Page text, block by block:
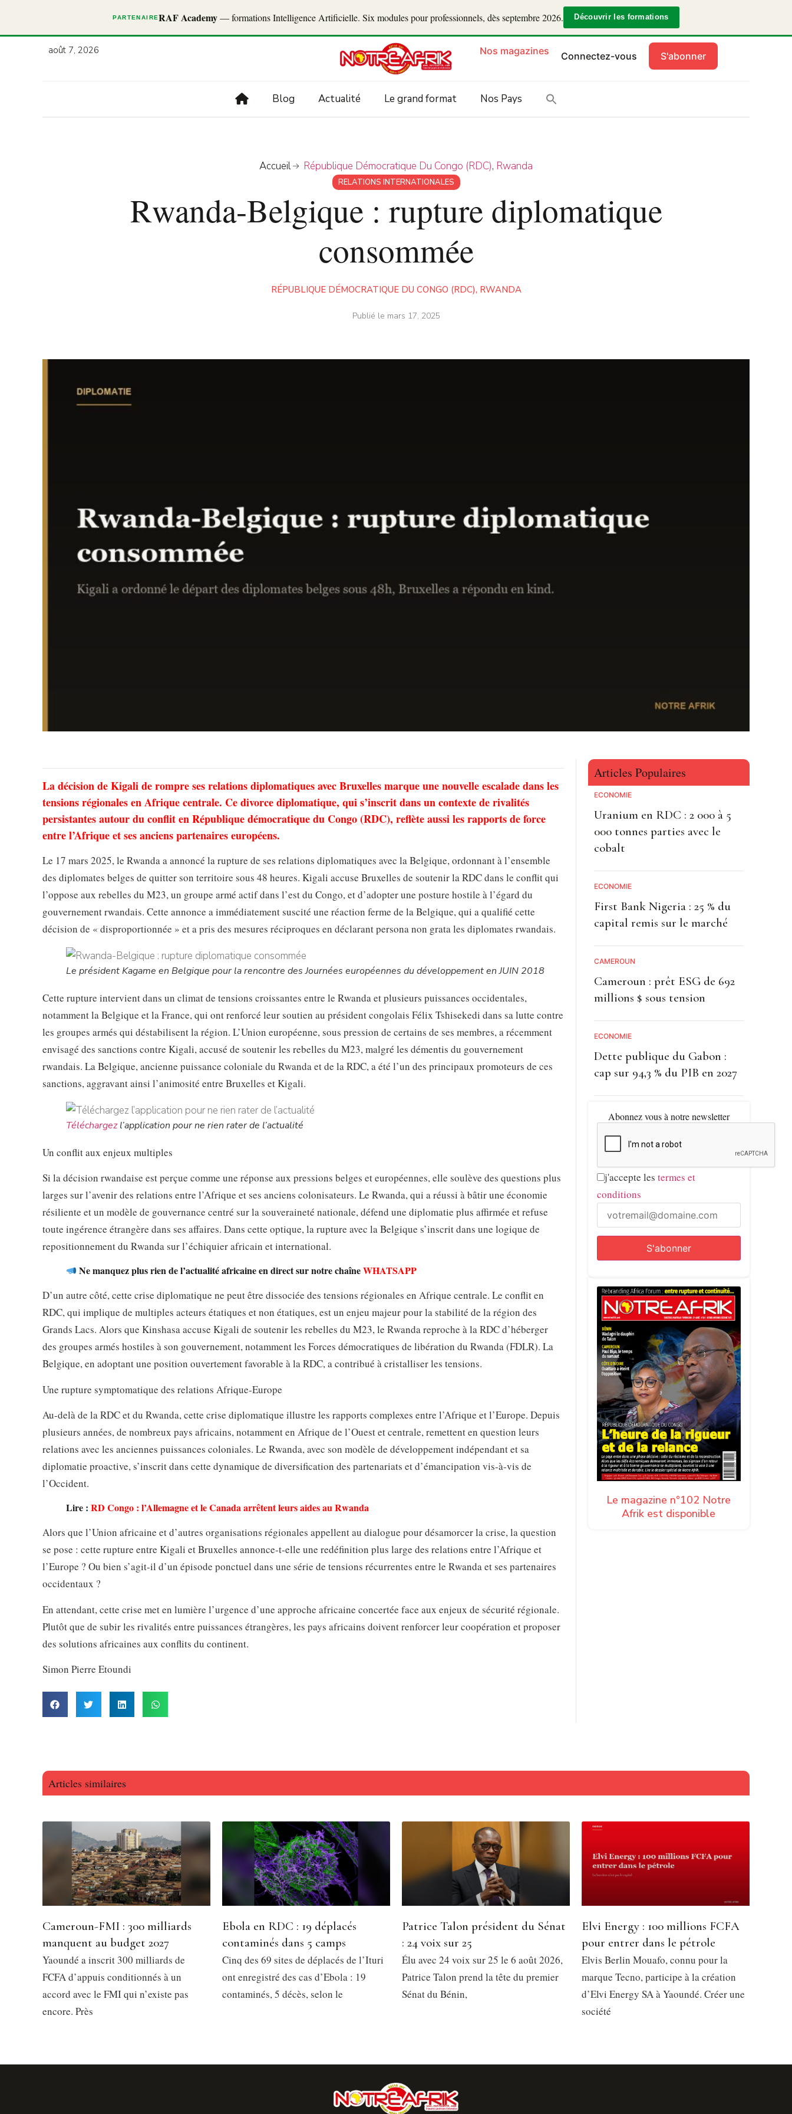
PARTENAIRERAF Academy— formations Intelligence Artificielle. Six modules pour professionnels, dès septembre 2026. Découvrir les formations
août 7, 2026 Nos magazines Connectez-vous S'abonner
Blog Actualité Le grand format Nos Pays
Accueil République Démocratique Du Congo (RDC), Rwanda
RELATIONS INTERNATIONALES
Rwanda-Belgique : rupture diplomatique
consommée
RÉPUBLIQUE DÉMOCRATIQUE DU CONGO (RDC), RWANDA
Publié le mars 17, 2025
La décision de Kigali de rompre ses relations diplomatiques avec Bruxelles marque une nouvelle escalade dans les
tensions régionales en Afrique centrale. Ce divorce diplomatique, qui s’inscrit dans un contexte de rivalités
persistantes autour du conflit en République démocratique du Congo (RDC), reflète aussi les rapports de force
entre l’Afrique et ses anciens partenaires européens.
Le 17 mars 2025, le Rwanda a annoncé la rupture de ses relations diplomatiques avec la Belgique, ordonnant à l’ensemble
des diplomates belges de quitter son territoire sous 48 heures. Kigali accuse Bruxelles de soutenir la RDC dans le conflit qui
l’oppose aux rebelles du M23, un groupe armé actif dans l’est du Congo, et d’adopter une posture hostile à l’égard du
gouvernement rwandais. Cette annonce a immédiatement suscité une réaction ferme de la Belgique, qui a qualifié cette
décision de « disproportionnée » et a pris des mesures réciproques en déclarant persona non grata les diplomates rwandais.
Le président Kagame en Belgique pour la rencontre des Journées européennes du développement en JUIN 2018
Cette rupture intervient dans un climat de tensions croissantes entre le Rwanda et plusieurs puissances occidentales,
notamment la Belgique et la France, qui ont renforcé leur soutien au président congolais Félix Tshisekedi dans sa lutte contre
les groupes armés qui déstabilisent la région. L’Union européenne, sous pression de certains de ses membres, a récemment
envisagé des sanctions contre Kigali, accusé de soutenir les rebelles du M23, malgré les démentis du gouvernement
rwandais. La Belgique, ancienne puissance coloniale du Rwanda et de la RDC, a été l’un des principaux promoteurs de ces
sanctions, aggravant ainsi l’animosité entre Bruxelles et Kigali.
Téléchargezl’application pour ne rien rater de l’actualité
Un conflit aux enjeux multiples
Si la décision rwandaise est perçue comme une réponse aux pressions belges et européennes, elle soulève des questions plus
larges sur l’avenir des relations entre l’Afrique et ses anciens colonisateurs. Le Rwanda, qui a réussi à bâtir une économie
résiliente et un modèle de gouvernance centré sur la souveraineté nationale, défend une diplomatie plus affirmée et refuse
toute ingérence étrangère dans ses affaires. Dans cette optique, la rupture avec la Belgique s’inscrit dans une logique de
repositionnement du Rwanda sur l’échiquier africain et international.
Ne manquez plus rien de l’actualité africaine en direct sur notre chaîneWHATSAPP
D’un autre côté, cette crise diplomatique ne peut être dissociée des tensions régionales en Afrique centrale. Le conflit en
RDC, qui implique de multiples acteurs étatiques et non étatiques, est un enjeu majeur pour la stabilité de la région des
Grands Lacs. Alors que Kinshasa accuse Kigali de soutenir les rebelles du M23, le Rwanda reproche à la RDC d’héberger
des groupes armés hostiles à son gouvernement, notamment les Forces démocratiques de libération du Rwanda (FDLR). La
Belgique, en adoptant une position ouvertement favorable à la RDC, a contribué à cristalliser les tensions.
Une rupture symptomatique des relations Afrique-Europe
Au-delà de la RDC et du Rwanda, cette crise diplomatique illustre les rapports complexes entre l’Afrique et l’Europe. Depuis
plusieurs années, de nombreux pays africains, notamment en Afrique de l’Ouest et centrale, remettent en question leurs
relations avec les anciennes puissances coloniales. Le Rwanda, avec son modèle de développement indépendant et sa
diplomatie proactive, s’inscrit dans cette dynamique de diversification des partenariats et d’émancipation vis-à-vis de
l’Occident.
Lire : RD Congo : l’Allemagne et le Canada arrêtent leurs aides au Rwanda
Alors que l’Union africaine et d’autres organisations régionales appellent au dialogue pour désamorcer la crise, la question
se pose : cette rupture entre Kigali et Bruxelles annonce-t-elle une redéfinition plus large des relations entre l’Afrique et
l’Europe ? Ou bien s’agit-il d’un épisode ponctuel dans une série de tensions récurrentes entre le Rwanda et ses partenaires
occidentaux ?
En attendant, cette crise met en lumière l’urgence d’une approche africaine concertée face aux enjeux de sécurité régionale.
Plutôt que de subir les rivalités entre puissances étrangères, les pays africains doivent renforcer leur coopération et proposer
des solutions africaines aux conflits du continent.
Simon Pierre Etoundi
Articles Populaires
ECONOMIE
Uranium en RDC : 2 000 à 5
000 tonnes parties avec le
cobalt
ECONOMIE
First Bank Nigeria : 25 % du
capital remis sur le marché
CAMEROUN
Cameroun : prêt ESG de 692
millions $ sous tension
ECONOMIE
Dette publique du Gabon :
cap sur 94,3 % du PIB en 2027
Abonnez vous à notre newsletter
j'accepte les termes et
conditions
Le magazine n°102 Notre
Afrik est disponible
Articles similaires
Cameroun-FMI : 300 milliards
manquent au budget 2027
Yaoundé a inscrit 300 milliards de
FCFA d’appuis conditionnés à un
accord avec le FMI qui n’existe pas
encore. Près
Ebola en RDC : 19 déplacés
contaminés dans 5 camps
Cinq des 69 sites de déplacés de l’Ituri
ont enregistré des cas d’Ebola : 19
contaminés, 5 décès, selon le
Patrice Talon président du Sénat
: 24 voix sur 25
Élu avec 24 voix sur 25 le 6 août 2026,
Patrice Talon prend la tête du premier
Sénat du Bénin,
Elvi Energy : 100 millions FCFA
pour entrer dans le pétrole
Elvis Berlin Mouafo, connu pour la
marque Tecno, participe à la création
d’Elvi Energy SA à Yaoundé. Créer une
société